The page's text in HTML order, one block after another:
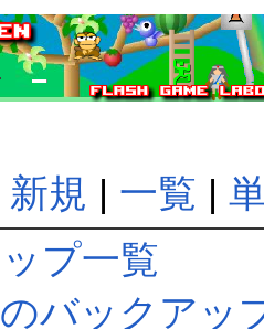
新規 | 一覧 |
プ一覧
バックアッ